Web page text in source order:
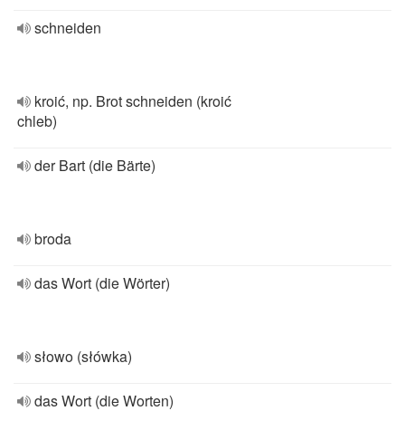
schneiden
kroić, np. Brot schneiden (kroić
chleb)
der Bart (die Bärte)
broda
das Wort (die Wörter)
słowo (słówka)
das Wort (die Worten)